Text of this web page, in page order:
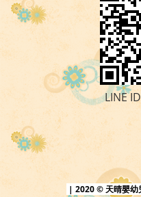
LINE
| 2020 © 天晴嬰幼